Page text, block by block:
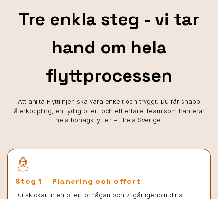
Tre enkla steg - vi tar
hand om hela
flyttprocessen
Att anlita Flyttlinjen ska vara enkelt och tryggt. Du får snabb
återkoppling, en tydlig offert och ett erfaret team som hanterar
hela bohagsflytten – i hela Sverige.
Steg 1 – Planering och offert
Du skickar in en offertförfrågan och vi går igenom dina